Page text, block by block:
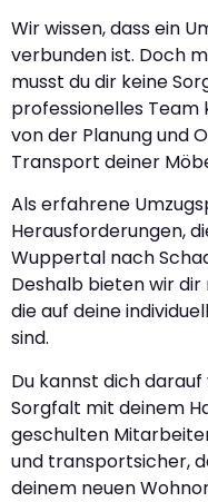
Wir wissen, dass ein
verbunden ist. Doch
musst du dir keine
professionelles Team
von der Planung und
Transport deiner
Als erfahrene
Herausforderungen,
Wuppertal nach
Deshalb bieten wir
die auf deine
sind.
Du kannst dich
Sorgfalt mit deinem
geschulten
und transportsicher,
deinem neuen